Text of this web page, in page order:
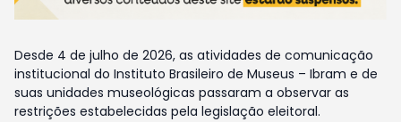
Desde 4 de julho de 2026, as atividades de comunicação
institucional do Instituto Brasileiro de Museus – Ibram e de
suas unidades museológicas passaram a observar as
restrições estabelecidas pela legislação eleitoral.